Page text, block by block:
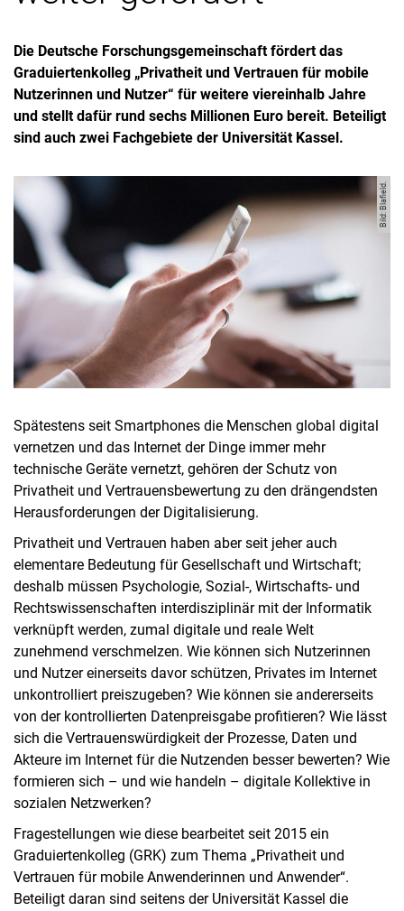
Die Deutsche Forschungsgemeinschaft fördert das
Graduiertenkolleg „Privatheit und Vertrauen für mobile
Nutzerinnen und Nutzer“ für weitere viereinhalb Jahre
und stellt dafür rund sechs Millionen Euro bereit. Beteiligt
sind auch zwei Fachgebiete der Universität Kassel.
Bild: Blafield.
Spätestens seit Smartphones die Menschen global digital
vernetzen und das Internet der Dinge immer mehr
technische Geräte vernetzt, gehören der Schutz von
Privatheit und Vertrauensbewertung zu den drängendsten
Herausforderungen der Digitalisierung.
Privatheit und Vertrauen haben aber seit jeher auch
elementare Bedeutung für Gesellschaft und Wirtschaft;
deshalb müssen Psychologie, Sozial-, Wirtschafts- und
Rechtswissenschaften interdisziplinär mit der Informatik
verknüpft werden, zumal digitale und reale Welt
zunehmend verschmelzen. Wie können sich Nutzerinnen
und Nutzer einerseits davor schützen, Privates im Internet
unkontrolliert preiszugeben? Wie können sie andererseits
von der kontrollierten Datenpreisgabe profitieren? Wie lässt
sich die Vertrauenswürdigkeit der Prozesse, Daten und
Akteure im Internet für die Nutzenden besser bewerten? Wie
formieren sich – und wie handeln – digitale Kollektive in
sozialen Netzwerken?
Fragestellungen wie diese bearbeitet seit 2015 ein
Graduiertenkolleg (GRK) zum Thema „Privatheit und
Vertrauen für mobile Anwenderinnen und Anwender“.
Beteiligt daran sind seitens der Universität Kassel die